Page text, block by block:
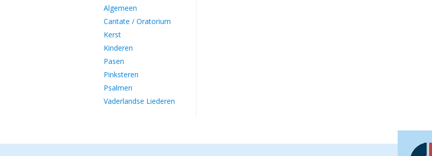
Algemeen
Cantate / Oratorium
Kerst
Kinderen
Pasen
Pinksteren
Psalmen
Vaderlandse Liederen